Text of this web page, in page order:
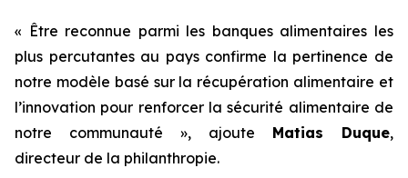
« Être reconnue parmi les banques alimentaires les
plus percutantes au pays confirme la pertinence de
notre modèle basé sur la récupération alimentaire et
l’innovation pour renforcer la sécurité alimentaire de
notre communauté », ajoute Matias Duque,
directeur de la philanthropie.